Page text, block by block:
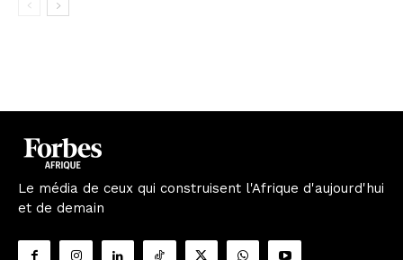
Le média de ceux qui construisent l'Afrique d'aujourd'hui
et de demain